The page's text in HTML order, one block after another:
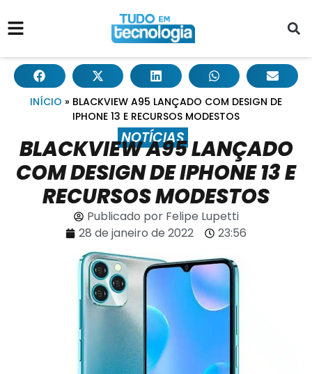
INÍCIO » BLACKVIEW A95 LANÇADO COM DESIGN DE
IPHONE 13 E RECURSOS MODESTOS
NOTÍCIAS
BLACKVIEW A95 LANÇADO
COM DESIGN DE IPHONE 13 E
RECURSOS MODESTOS
Publicado porFelipe Lupetti
28 de janeiro de 2022
23:56